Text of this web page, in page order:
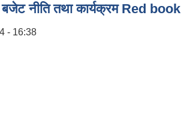
नीति तथा कार्यक्रम Red book
- 16:38